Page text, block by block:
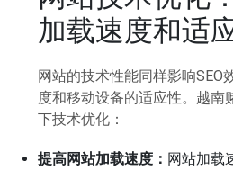
加载速度和适
网站的技术性能同样影响SEO
度和移动设备的适应性。越南
下技术优化：
提高网站加载速度： 网站加载